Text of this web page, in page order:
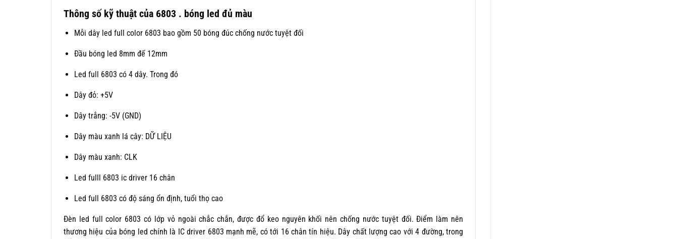
Thông số kỹ thuật của 6803 . bóng led đủ màu
Mỗi dây led full color 6803 bao gồm 50 bóng đúc chống nước tuyệt đối
Đầu bóng led 8mm đế 12mm
Led full 6803 có 4 dây. Trong đó
Dây đỏ: +5V
Dây trắng: -5V (GND)
Dây màu xanh lá cây: DỮ LIỆU
Dây màu xanh: CLK
Led fulll 6803 ic driver 16 chân
Led full 6803 có độ sáng ổn định, tuổi thọ cao
Đèn led full color 6803 có lớp vỏ ngoài chắc chắn, được đổ keo nguyên khối nên chống nước tuyệt đối. Điểm làm nên
thương hiệu của bóng led chính là IC driver 6803 mạnh mẽ, có tới 16 chân tín hiệu. Dây chất lượng cao với 4 đường, trong